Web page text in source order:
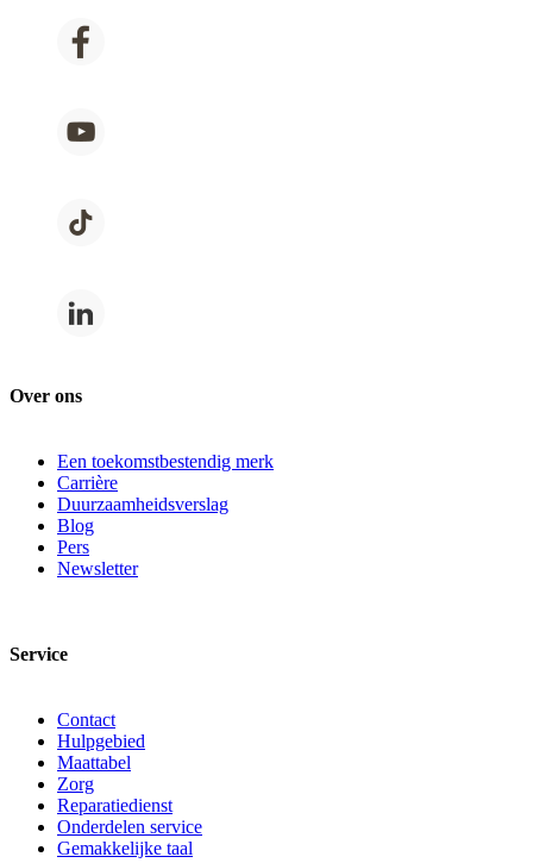
Over ons
Een toekomstbestendig merk
Carrière
Duurzaamheidsverslag
Blog
Pers
Newsletter
Service
Contact
Hulpgebied
Maattabel
Zorg
Reparatiedienst
Onderdelen service
Gemakkelijke taal